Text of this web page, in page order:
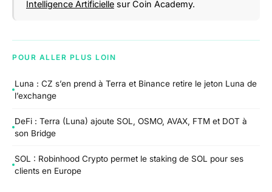
Intelligence Artificielle sur Coin Academy.
POUR ALLER PLUS LOIN
Luna : CZ s’en prend à Terra et Binance retire le jeton Luna de
l’exchange
DeFi : Terra (Luna) ajoute SOL, OSMO, AVAX, FTM et DOT à
son Bridge
SOL : Robinhood Crypto permet le staking de SOL pour ses
clients en Europe